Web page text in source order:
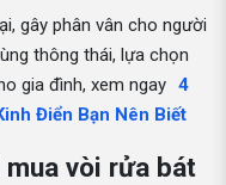
gây phân vân cho người
thông thái, lựa chọn
gia đình, xem ngay 4
Điển Bạn Nên Biết
vòi rửa bát